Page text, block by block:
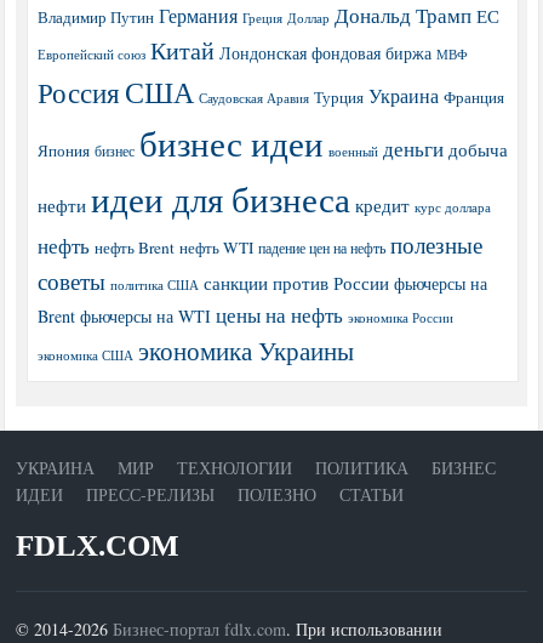
Владимир Путин Германия Греция Доллар Дональд Трамп ЕС
Европейский союз Китай Лондонская фондовая биржа МВФ
РоссияСША Саудовская Аравия Турция Украина Франция
Япония бизнес бизнес идеи военный деньги добыча
нефти идеи для бизнеса кредит курс доллара
нефть нефть Brent нефть WTI падение цен на нефть полезные
советы политика США санкции против России фьючерсы на
Brent фьючерсы на WTI цены на нефть экономика России
экономика США экономика Украины
УКРАИНА МИР ТЕХНОЛОГИИ ПОЛИТИКА
БИЗНЕС
ИДЕИ
ПРЕСС-РЕЛИЗЫ ПОЛЕЗНО СТАТЬИ
FDLX.COM
© 2014-2026Бизнес-портал fdlx.com. При использовании